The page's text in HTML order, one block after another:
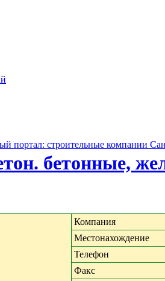
портал: строительные компании
бетонные,
Компания
Местонахождение
Телефон
Факс